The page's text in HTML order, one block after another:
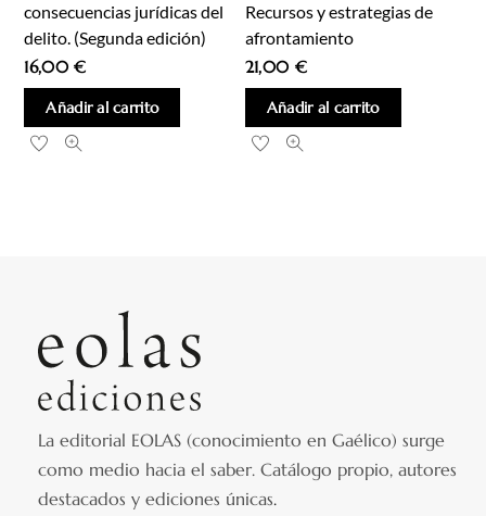
consecuencias jurídicas del
delito. (Segunda edición)
16,00€
Añadir al carrito
Recursos y estrategias de
afrontamiento
21,00 €
Añadir al carrito
La editorial EOLAS (conocimiento en Gaélico) surge
como medio hacia el saber.Catálogo propio, autores
destacados y ediciones únicas.